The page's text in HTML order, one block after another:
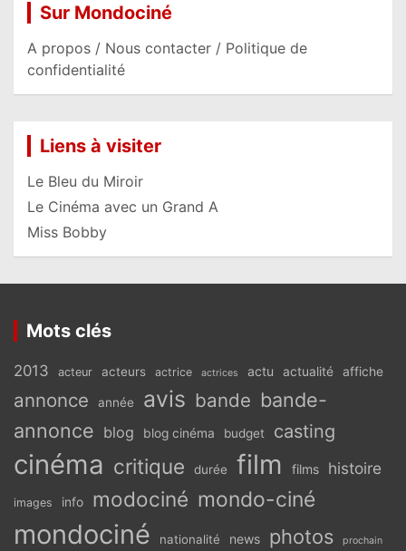
Sur Mondociné
A propos / Nous contacter / Politique de
confidentialité
Liens à visiter
Le Bleu du Miroir
Le Cinéma avec un Grand A
Miss Bobby
Mots clés
2013 acteur acteurs actrice actrices actu actualité affiche
annonce année avis bande bande-
annonce blog blog cinéma budget casting
cinéma critique durée film films histoire
images info modociné mondo-ciné
mondociné nationalité news photos prochain